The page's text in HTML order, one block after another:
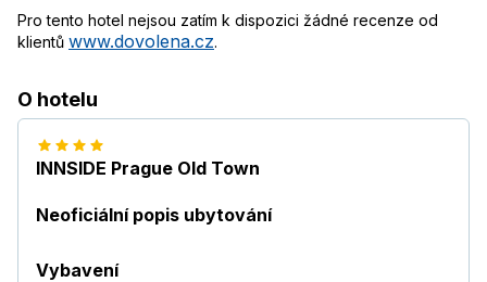
Pro tento hotel nejsou zatím k dispozici žádné recenze od
klientů www.dovolena.cz.
O hotelu
INNSIDE Prague Old Town
Neoficiální popis ubytování
Vybavení